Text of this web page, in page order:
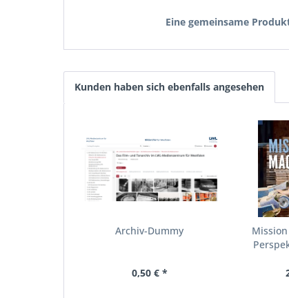
Eine gemeinsame
Kunden haben sich ebenfalls angesehen
Archiv-Dummy
0,50 € *